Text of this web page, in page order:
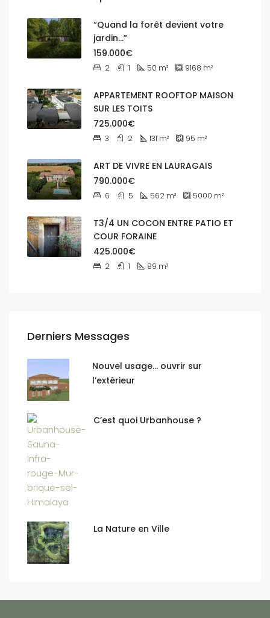
“Quand la forêt devient votre
jardin…”
159.000€
2 1 50 m² 9168 m²
APPARTEMENT ROOFTOP MAISON
SUR LES TOITS
725.000€
3 2 131 m² 95 m²
ART DE VIVRE EN LAURAGAIS
790.000€
6 5 562 m² 5000 m²
T3/4 UN COCON ENTRE PATIO ET
COUR FORAINE
425.000€
2 1 89 m²
Derniers Messages
Nouvel usage… ouvrir sur
l’extérieur
C’est quoi Urbanhouse ?
La Nature en Ville